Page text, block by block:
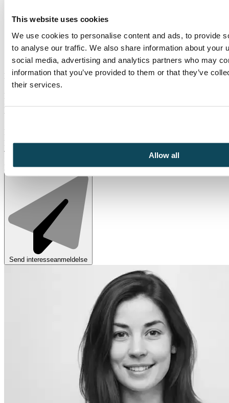
This website uses cookies
We use cookies to personalise content and ads, to provide
to analyse our traffic. We also share information about your
social media, advertising and analytics partners who may
information that you’ve provided to them or that they’ve
their services.
Allow all
Ingen datoer funnet
Er du interessert i å gå denne kursen? Vennligst fyll ut en
tilgjengelige.
Navn
E-post*
Telefon
Melding*
Send interesseanmeldelse